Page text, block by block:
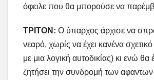
όφειλε που θα μπορούσε να
ΤΡΙΤΟΝ: Ο ύπαρχος άρχισε να
νεαρό, χωρίς να έχει κανένα
με μια λογική αυτοδικίας) κι ενώ
ζητήσει την συνδρομή των αφαντων